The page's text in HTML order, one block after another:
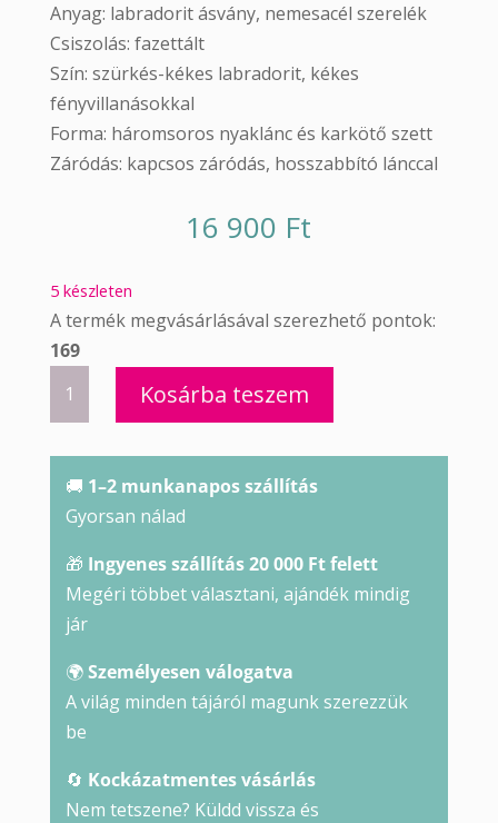
Anyag: labradorit ásvány, nemesacél szerelék
Csiszolás: fazettált
Szín: szürkés-kékes labradorit, kékes
fényvillanásokkal
Forma: háromsoros nyaklánc és karkötő szett
Záródás: kapcsos záródás, hosszabbító lánccal
16 900 Ft
5 készleten
A termék megvásárlásával szerezhető pontok:
169
mennyiség
Kosárba teszem
🚚 1–2 munkanapos szállítás
Gyorsan nálad
🎁 Ingyenes szállítás 20 000 Ft felett
Megéri többet választani, ajándék mindig
jár
🌍Személyesen válogatva
A világ minden tájáról magunk szerezzük
be
🔄 Kockázatmentes vásárlás
Nem tetszene? Küldd vissza és